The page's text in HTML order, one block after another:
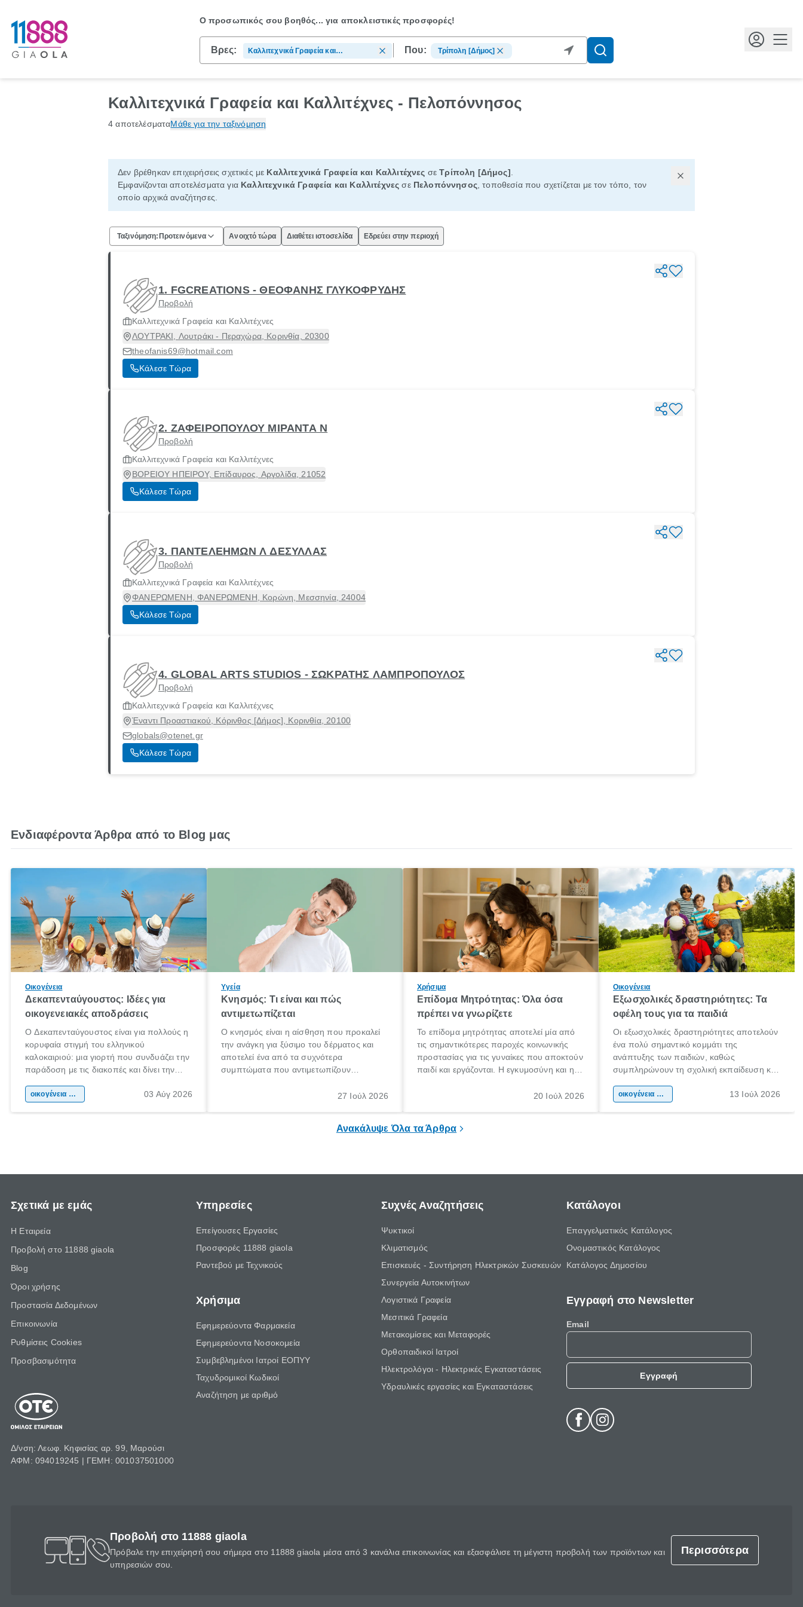
Ο προσωπικός σου βοηθός...για αποκλειστικές προσφορές!
Βρες:
Καλλιτεχνικά Γραφεία και
Καλλιτέχνες
Που: Τρίπολη [Δήμος]
Καλλιτεχνικά Γραφεία και Καλλιτέχνες - Πελοπόννησος
4 αποτελέσματαΜάθε για την ταξινόμηση
Δεν βρέθηκαν επιχειρήσεις σχετικές με Καλλιτεχνικά Γραφεία και Καλλιτέχνες σεΤρίπολη [Δήμος]
Εμφανίζονται αποτελέσματα για Καλλιτεχνικά Γραφεία και Καλλιτέχνες σε Πελοπόννησος, τοποθεσία που σχετίζεται με τον τόπο, τον
οποίο αρχικά αναζήτησες.
Ταξινόμηση: Προτεινόμενα Ανοιχτό τώρα Διαθέτει ιστοσελίδα Εδρεύει στην περιοχή
1. FGCREATIONS - ΘΕΟΦΑΝΗΣ ΓΛΥΚΟΦΡΥΔΗΣ
Προβολή
Καλλιτεχνικά Γραφεία και Καλλιτέχνες
ΛΟΥΤΡΑΚΙ, Λουτράκι - Περαχώρα, Κορινθία, 20300
theofanis69@hotmail.com
Κάλεσε Τώρα
2. ΖΑΦΕΙΡΟΠΟΥΛΟΥ ΜΙΡΑΝΤΑ Ν
Προβολή
Καλλιτεχνικά Γραφεία και Καλλιτέχνες
ΒΟΡΕΙΟΥ ΗΠΕΙΡΟΥ, Επίδαυρος, Αργολίδα, 21052
Κάλεσε Τώρα
3. ΠΑΝΤΕΛΕΗΜΩΝ Λ ΔΕΣΥΛΛΑΣ
Προβολή
Καλλιτεχνικά Γραφεία και Καλλιτέχνες
ΦΑΝΕΡΩΜΕΝΗ, ΦΑΝΕΡΩΜΕΝΗ, Κορώνη, Μεσσηνία, 24004
Κάλεσε Τώρα
4. GLOBAL ARTS STUDIOS - ΣΩΚΡΑΤΗΣ ΛΑΜΠΡΟΠΟΥΛΟΣ
Προβολή
Καλλιτεχνικά Γραφεία και Καλλιτέχνες
Έναντι Προαστιακού, Κόρινθος [Δήμος], Κορινθία, 20100
globals@otenet.gr
Κάλεσε Τώρα
Ενδιαφέροντα Άρθρα από το Blog μας
Οικογένεια
Δεκαπενταύγουστος: Ιδέες για
οικογενειακές αποδράσεις
Ο Δεκαπενταύγουστος είναι για πολλούς η
κορυφαία στιγμή του ελληνικού
καλοκαιριού: μια γιορτή που συνδυάζει την
παράδοση με τις διακοπές και δίνει την
χώρας. Είτε πρόκειται για λίγες μέρες
οικογένεια & παιδί 03 Αύγ 2026
Υγεία
Κνησμός: Τι είναι και πώς
αντιμετωπίζεται
Ο κνησμός είναι η αίσθηση που προκαλεί
την ανάγκη για ξύσιμο του δέρματος και
αποτελεί ένα από τα συχνότερα
συμπτώματα που αντιμετωπίζουν
πληροφορίες για το «κνησμός τι είναι»,
27 Ιούλ 2026
Χρήσιμα
Επίδομα Μητρότητας: Όλα όσα
πρέπει να γνωρίζετε
Το επίδομα μητρότητας αποτελεί μία από
τις σημαντικότερες παροχές κοινωνικής
προστασίας για τις γυναίκες που αποκτούν
παιδί και εργάζονται. Η εγκυμοσύνη και η
σημαντική περίοδος στη ζωή κάθε20 Ιούλ 2026
Οικογένεια
Εξωσχολικές δραστηριότητες: Τα
οφέλη τους για τα παιδιά
Οι εξωσχολικές δραστηριότητες αποτελούν
ένα πολύ σημαντικό κομμάτι της
ανάπτυξης των παιδιών, καθώς
συμπληρώνουν τη σχολική εκπαίδευση και
της προσωπικότητας, της κοινωνικότητας
οικογένεια & παιδί 13 Ιούλ 2026
Ανακάλυψε Όλα τα Άρθρα
Σχετικά με εμάς
Η Εταιρεία
Προβολή στο 11888 giaola
Blog
Όροι χρήσης
Προστασία Δεδομένων
Επικοινωνία
Ρυθμίσεις Cookies
Προσβασιμότητα
Δ/νση: Λεωφ. Κηφισίας αρ. 99, Μαρούσι
ΑΦΜ: 094019245 | ΓΕΜΗ: 001037501000
Υπηρεσίες
Επείγουσες Εργασίες
Προσφορές 11888 giaola
Ραντεβού με Τεχνικούς
Χρήσιμα
Εφημερεύοντα Φαρμακεία
Εφημερεύοντα Νοσοκομεία
Συμβεβλημένοι Ιατροί ΕΟΠΥΥ
Ταχυδρομικοί Κωδικοί
Αναζήτηση με αριθμό
Συχνές Αναζητήσεις
Ψυκτικοί
Κλιματισμός
Επισκευές - Συντήρηση Ηλεκτρικών Συσκευών
Συνεργεία Αυτοκινήτων
Λογιστικά Γραφεία
Μεσιτικά Γραφεία
Μετακομίσεις και Μεταφορές
Ορθοπαιδικοί Ιατροί
Ηλεκτρολόγοι - Ηλεκτρικές Εγκαταστάσεις
Υδραυλικές εργασίες και Εγκαταστάσεις
Κατάλογοι
Επαγγελματικός Κατάλογος
Ονομαστικός Κατάλογος
Κατάλογος Δημοσίου
Εγγραφή στο Newsletter
Email
Εγγραφή
Προβολή στο 11888 giaola
Πρόβαλε την επιχείρησή σου σήμερα στο 11888 giaola μέσα από 3 κανάλια επικοινωνίας και εξασφάλισε τη μέγιστη προβολή των προϊόντων και
υπηρεσιών σου.
Περισσότερα